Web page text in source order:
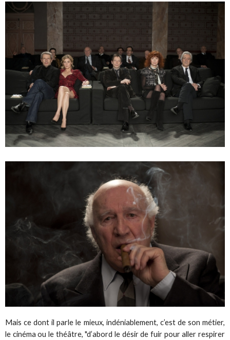
Mais ce dont il parle le mieux, indéniablement, c’est de son métier,
le cinéma ou le théâtre, "d’abord le désir de fuir pour aller respirer